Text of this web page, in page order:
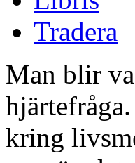
Tradera
Man blir
kring